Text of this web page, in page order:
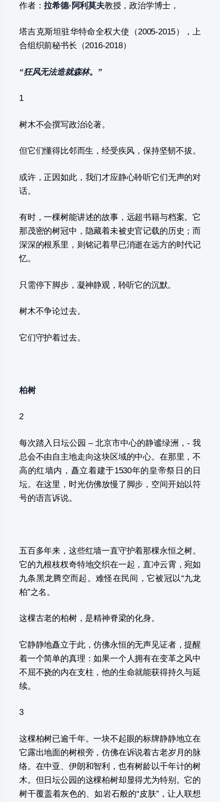
作者：拉希德·阿利莫夫教授，政治学博士，
塔吉克斯坦驻华特命全权大使（2005-2015），上
合组织前秘书长（2016-2018）
“狂风无法造就森林。”
1
树木不会撰写政治论著。
但它们懂得比邻而生，经受疾风，保持坚韧不拔。
或许，正因如此，我们才应静心聆听它们无声的对
话。
有时，一棵树能讲述的故事，远超书籍与档案。它
那茂密的树冠中，隐藏着未被史官记载的历史；而
深深的根系里，则铭记着早已消逝在远方的时代记
忆。
只需停下脚步，凝神静观，聆听它的沉默。
树木不争论过去。
它们守护着过去。
柏树
2
每次踏入日坛公园 – 北京市中心的静谧绿洲，- 我
总会不由自主地走向这块区域的中心。在那里，不
高的红墙内，矗立着建于1530年的皇帝祭日的日
坛。在这里，时光仿佛放慢了脚步，空间开始以符
号的语言诉说。
五百多年来，这些红墙一直守护着那棵永恒之树。
它的九根枝杈奇特地交织在一起，直冲云霄，宛如
九条黑龙腾空而起。难怪在民间，它被冠以“九龙
柏”之名。
这棵古老的柏树，是精神脊梁的化身。
它静静地矗立于此，仿佛永恒的无声见证者，提醒
着一个简单的真理：如果一个人拥有在变革之风中
不屈不挠的内在支柱，他的生命就能获得持久与延
续。
3
这棵柏树已逾千年。一块不起眼的标牌静静地立在
它露出地面的树根旁，仿佛在诉说着古老岁月的脉
络。在中亚、伊朗和智利，也有树龄以千年计的树
木。但日坛公园的这棵柏树却显得尤为特别。它的
树干覆盖着灰色的、如岩石般的“皮肤”，让人联想